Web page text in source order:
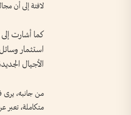
لافتة إلى أن
كما أشارت إلى
استثمار
الأجيال
من جانبه، يرى
متكاملة، تعبر